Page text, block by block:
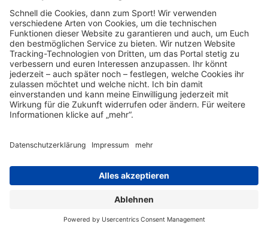
herunterladen und installieren:
http://tools.google.com/dlpage/gaoptout?hl=de.
Weitere Informationen zur Datennutzung durch Google,
Einstellungs- und Widerspruchsmöglichkeiten, erfahren Sie in der
Datenschutzerklärung von Google
(https://policies.google.com/technologies/ads) sowie in den
Einstellungen für die Darstellung von Werbeeinblendungen durch
Google (https://adssettings.google.com/authenticated).
Die personenbezogenen Daten der Nutzer werden nach 14 Monaten
Google Tag Manager
Wir verwenden den Dienst namens Google Tag Manager von
Google. "Google" ist eine Firmengruppe und besteht aus den
Firmen Google Ireland Ltd. (Anbieter des Dienstes), Gordon House,
Barrow Street, Dublin 4, Irland sowie Google LLC, 1600
Amphitheatre Parkway, Mountain View, CA 94043, USA sowie
andere verbundene Unternehmen der Google LLC. Wir haben einen